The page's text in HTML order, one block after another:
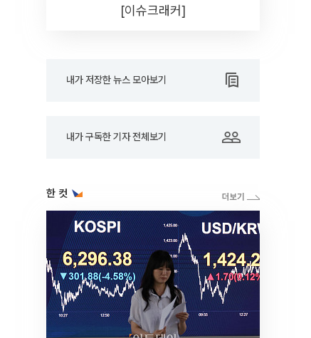
[이슈크래커]
내가 저장한 뉴스 모아보기
내가 구독한 기자 전체보기
한 컷